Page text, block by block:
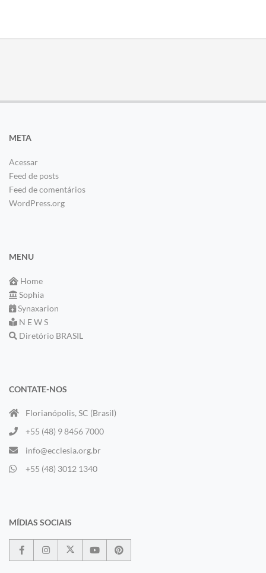
META
Acessar
Feed de posts
Feed de comentários
WordPress.org
MENU
Home
Sophia
Synaxarion
N E W S
Diretório BRASIL
CONTATE-NOS
Florianópolis, SC (Brasil)
+55 (48) 9 8456 7000
info@ecclesia.org.br
+55 (48) 3012 1340
MÍDIAS SOCIAIS